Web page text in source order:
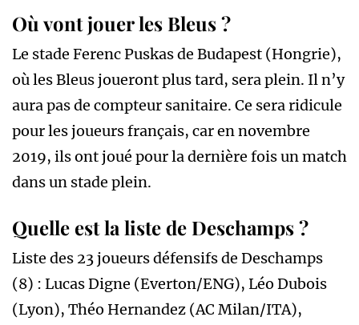
Où vont jouer les Bleus ?
Le stade Ferenc Puskas de Budapest (Hongrie),
où les Bleus joueront plus tard, sera plein. Il n’y
aura pas de compteur sanitaire. Ce sera ridicule
pour les joueurs français, car en novembre
2019, ils ont joué pour la dernière fois un match
dans un stade plein.
Quelle est la liste de Deschamps ?
Liste des 23 joueurs défensifs de Deschamps
(8) : Lucas Digne (Everton/ENG), Léo Dubois
(Lyon), Théo Hernandez (AC Milan/ITA),